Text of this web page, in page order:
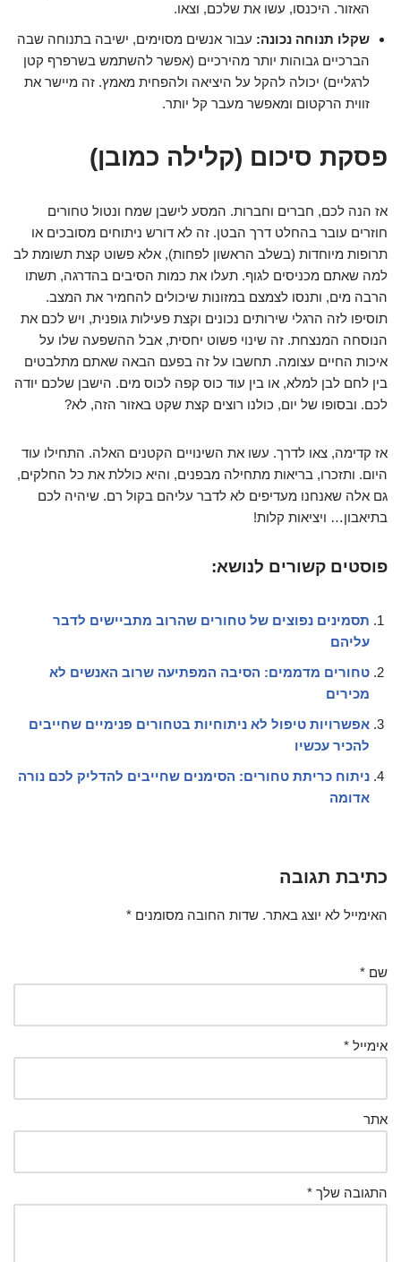
האזור. היכנסו, עשו את שלכם, וצאו.
שקלו תנוחה נכונה: עבור אנשים מסוימים, ישיבה בתנוחה שבה
הברכיים גבוהות יותר מהירכיים (אפשר להשתמש בשרפרף קטן
לרגליים) יכולה להקל על היציאה ולהפחית מאמץ. זה מיישר את
זווית הרקטום ומאפשר מעבר קל יותר.
פסקת סיכום (קלילה כמובן)
אז הנה לכם, חברים וחברות. המסע לישבן שמח ונטול טחורים
חוזרים עובר בהחלט דרך הבטן. זה לא דורש ניתוחים מסובכים או
תרופות מיוחדות (בשלב הראשון לפחות), אלא פשוט קצת תשומת לב
למה שאתם מכניסים לגוף. תעלו את כמות הסיבים בהדרגה, תשתו
הרבה מים, ותנסו לצמצם במזונות שיכולים להחמיר את המצב.
תוסיפו לזה הרגלי שירותים נכונים וקצת פעילות גופנית, ויש לכם את
הנוסחה המנצחת. זה שינוי פשוט יחסית, אבל ההשפעה שלו על
איכות החיים עצומה. תחשבו על זה בפעם הבאה שאתם מתלבטים
בין לחם לבן למלא, או בין עוד כוס קפה לכוס מים. הישבן שלכם יודה
לכם. ובסופו של יום, כולנו רוצים קצת שקט באזור הזה, לא?
אז קדימה, צאו לדרך. עשו את השינויים הקטנים האלה. התחילו עוד
היום. ותזכרו, בריאות מתחילה מבפנים, והיא כוללת את כל החלקים,
גם אלה שאנחנו מעדיפים לא לדבר עליהם בקול רם. שיהיה לכם
בתיאבון… ויציאות קלות!
פוסטים קשורים לנושא:
תסמינים נפוצים של טחורים שהרוב מתביישים לדבר
עליהם
טחורים מדממים: הסיבה המפתיעה שרוב האנשים לא
מכירים
אפשרויות טיפול לא ניתוחיות בטחורים פנימיים שחייבים
להכיר עכשיו
ניתוח כריתת טחורים: הסימנים שחייבים להדליק לכם נורה
אדומה
כתיבת תגובה
האימייל לא יוצג באתר. שדות החובה מסומנים *
שם *
אימייל *
אתר
התגובה שלך *